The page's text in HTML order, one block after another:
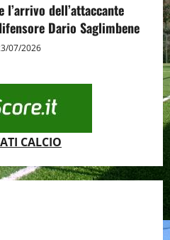
dell’attaccante
Dario Saglimbene
07/2026
CALCIO